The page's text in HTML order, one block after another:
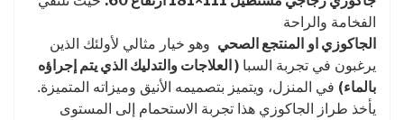
الفخامة والراحة
الجاكوزي او المنتجع الصحي وهو خيار مثالي لأولئك الذين
يرغبون في تجربة السبا ( العلاجات والتدليك الذي يتم إجراؤه
بالماء) في المنزل، ويتميز بتصميمه الأنيق وميزاته المتميزة.
يأخذ طراز الجاكوزي هذا تجربة الاستحمام إلى المستوى